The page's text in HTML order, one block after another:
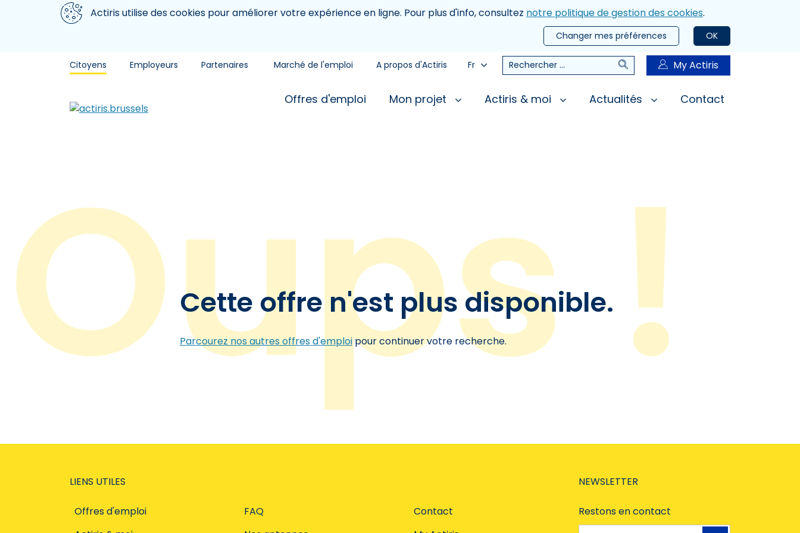
Aller au contenu principal
Nous utilisons des cookiesActiris utilise des cookies pour améliorer votre expérience en ligne. Pour plus d'info, consultez notre politique de gestion des cookies.
OK
Changer mes préférences
Citoyens Employeurs Partenaires Marché de l'emploi A propos d'Actiris Fr Rechercher RechercherMy Actiris
Offres d'emploi Mon projet Actiris & moi Actualités Contact
Cette offre n'est plus disponible.
Parcourez nos autres offres d'emploipour continuer votre recherche.
LIENS UTILES
Offres d'emploi
FAQ
Contact
NEWSLETTER
Restons en contact